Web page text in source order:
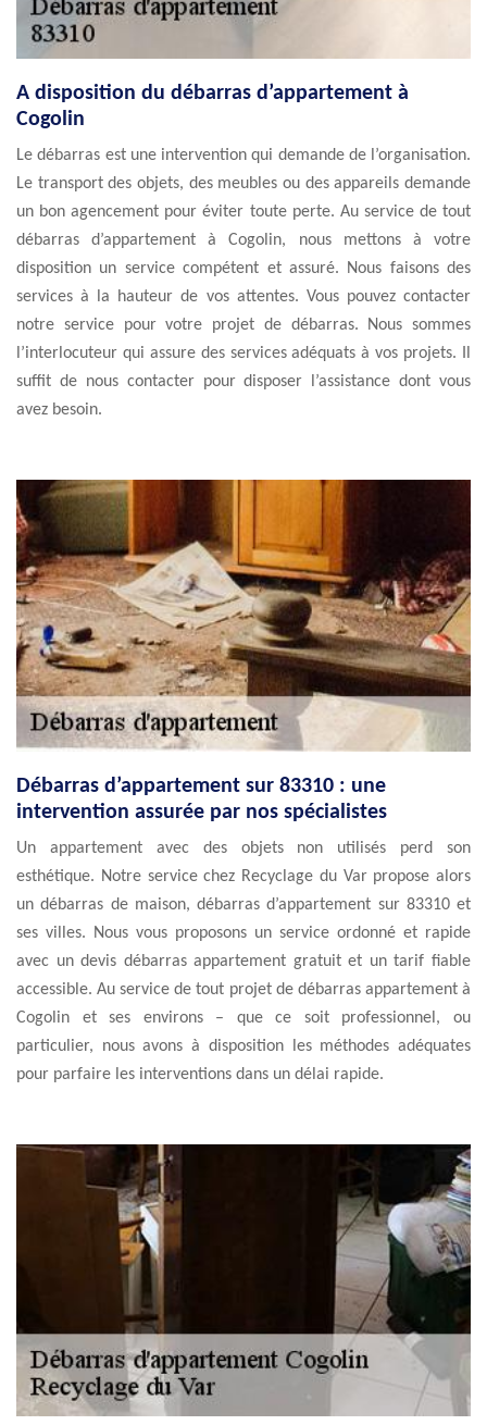
A disposition du débarras d’appartement à
Cogolin
Le débarras est une intervention qui demande de l’organisation.
Le transport des objets, des meubles ou des appareils demande
un bon agencement pour éviter toute perte. Au service de tout
débarras d’appartement à Cogolin, nous mettons à votre
disposition un service compétent et assuré. Nous faisons des
services à la hauteur de vos attentes. Vous pouvez contacter
notre service pour votre projet de débarras. Nous sommes
l’interlocuteur qui assure des services adéquats à vos projets. Il
suffit de nous contacter pour disposer l’assistance dont vous
avez besoin.
Débarras d’appartement sur 83310 : une
intervention assurée par nos spécialistes
Un appartement avec des objets non utilisés perd son
esthétique. Notre service chez Recyclage du Var propose alors
un débarras de maison, débarras d’appartement sur 83310 et
ses villes. Nous vous proposons un service ordonné et rapide
avec un devis débarras appartement gratuit et un tarif fiable
accessible. Au service de tout projet de débarras appartement à
Cogolin et ses environs – que ce soit professionnel, ou
particulier, nous avons à disposition les méthodes adéquates
pour parfaire les interventions dans un délai rapide.